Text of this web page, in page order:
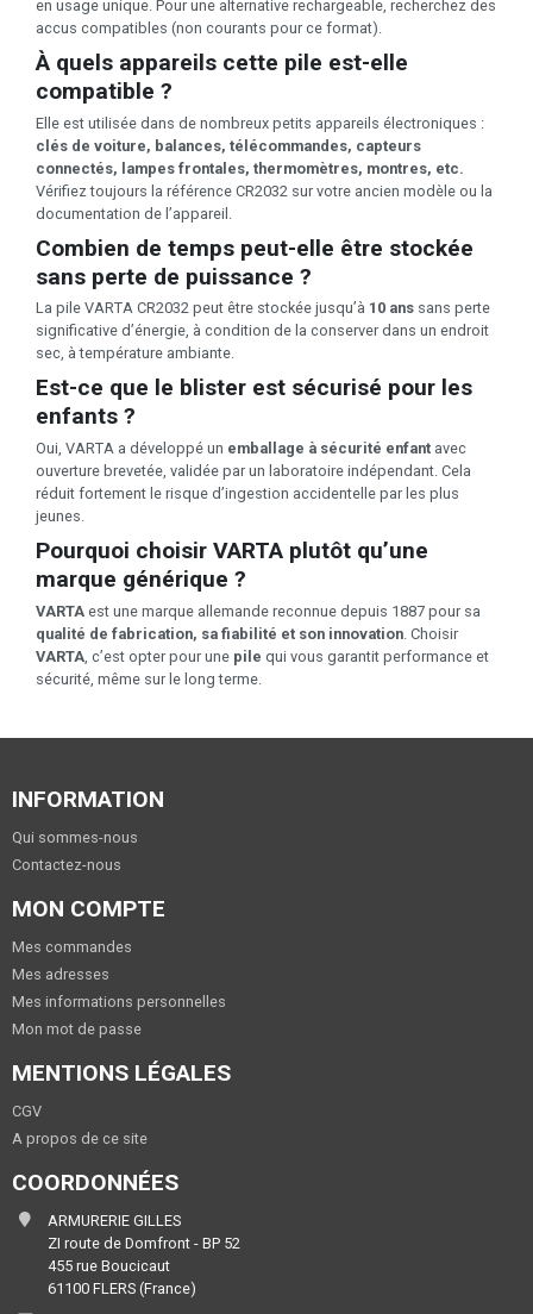
en usage unique. Pour une alternative rechargeable, recherchez des
accus compatibles (non courants pour ce format).
À quels appareils cette pile est-elle
compatible ?
Elle est utilisée dans de nombreux petits appareils électroniques :
clés de voiture, balances, télécommandes, capteurs
connectés, lampes frontales, thermomètres, montres, etc.
Vérifiez toujours la référence CR2032 sur votre ancien modèle ou la
documentation de l’appareil.
Combien de temps peut-elle être stockée
sans perte de puissance ?
La pile VARTA CR2032 peut être stockée jusqu’à 10 ans sans perte
significative d’énergie, à condition de la conserver dans un endroit
sec, à température ambiante.
Est-ce que le blister est sécurisé pour les
enfants ?
Oui, VARTA a développé un emballage à sécurité enfant avec
ouverture brevetée, validée par un laboratoire indépendant. Cela
réduit fortement le risque d’ingestion accidentelle par les plus
jeunes.
Pourquoi choisir VARTA plutôt qu’une
marque générique ?
VARTA est une marque allemande reconnue depuis 1887 pour sa
qualité de fabrication, sa fiabilité et son innovation. Choisir
VARTA, c’est opter pour une pile qui vous garantit performance et
sécurité, même sur le long terme.
INFORMATION
Qui sommes-nous
Contactez-nous
MON COMPTE
Mes commandes
Mes adresses
Mes informations personnelles
Mon mot de passe
MENTIONS LÉGALES
CGV
A propos de ce site
COORDONNÉES
ARMURERIE GILLES
ZI route de Domfront - BP 52
455 rue Boucicaut
61100 FLERS (France)